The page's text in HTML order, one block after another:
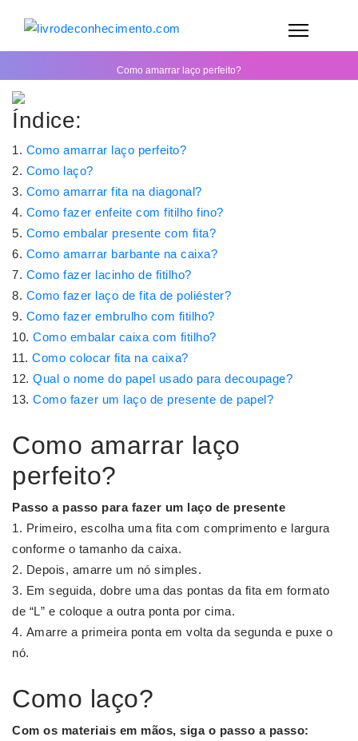
Como amarrar laço perfeito?
Índice:
Como amarrar laço perfeito?
Como laço?
Como amarrar fita na diagonal?
Como fazer enfeite com fitilho fino?
Como embalar presente com fita?
Como amarrar barbante na caixa?
Como fazer lacinho de fitilho?
Como fazer laço de fita de poliéster?
Como fazer embrulho com fitilho?
Como embalar caixa com fitilho?
Como colocar fita na caixa?
Qual o nome do papel usado para decoupage?
Como fazer um laço de presente de papel?
Como amarrar laço
perfeito?
Passo a passo para fazer um laço de presente
Primeiro, escolha uma fita com comprimento e largura
conforme o tamanho da caixa.
Depois, amarre um nó simples.
Em seguida, dobre uma das pontas da fita em formato
de “L” e coloque a outra ponta por cima.
Amarre a primeira ponta em volta da segunda e puxe o
nó.
Como laço?
Com os materiais em mãos, siga o passo a passo: